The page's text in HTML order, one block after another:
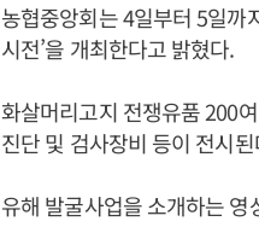
농협중앙회는 4일부터 5일까
시전’을 개최한다고 밝혔다.
화살머리고지 전쟁유품 200
진단 및 검사장비 등이 전시
유해 발굴사업을 소개하는 영